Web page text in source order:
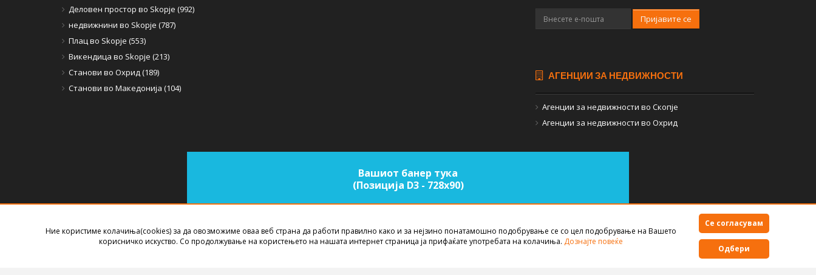
Деловен простор во Skopje (992)
недвижнини во Skopje (787)
Плац во Skopje (553)
Викендица во Skopje (213)
Станови во Охрид (189)
Станови во Македонија (104)
Пријавите се
АГЕНЦИИ ЗА НЕДВИЖНОСТИ
Агенции за недвижности во Скопје
Агенции за недвижности во Охрид
Вашиот банер тука
(Позиција D3 - 728х90)
СОФТВЕР ЗА АГЕНЦИИ ЗА НЕДВИЖНИНИИЗРАБОТЕН ОДBEST NET STUDIO2026 Правила за користење
Ние користиме колачиња(cookies) за да овозможиме оваа веб страна да работи правилно како и за нејзино понатамошно подобрување се со цел подобрување на Вашето
корисничко искуство. Со продолжување на користењето на нашата интернет страница ја прифаќате употребата на колачиња. Дознајте повеќе
Се согласувам
Одбери